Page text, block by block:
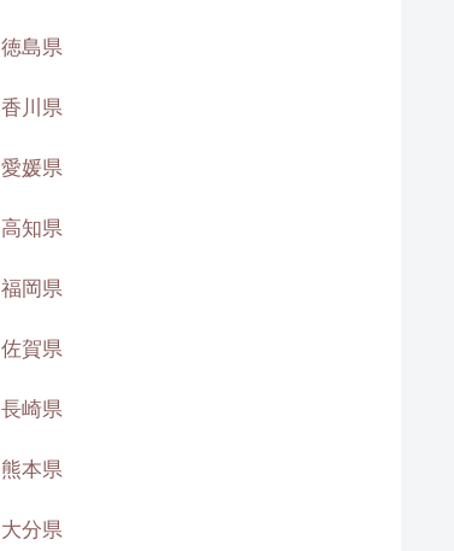
徳島県
香川県
愛媛県
高知県
福岡県
佐賀県
長崎県
熊本県
大分県